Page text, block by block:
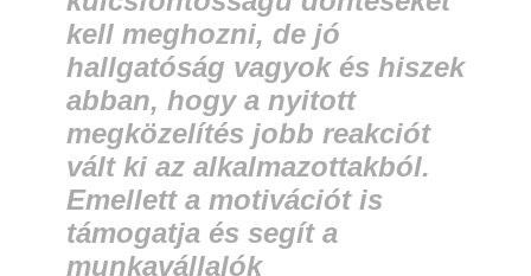
kell meghozni, de jó
hallgatóság vagyok és hiszek
abban, hogy a nyitott
megközelítés jobb reakciót
vált ki az alkalmazottakból.
Emellett a motivációt is
támogatja és segít a
munkavállalók